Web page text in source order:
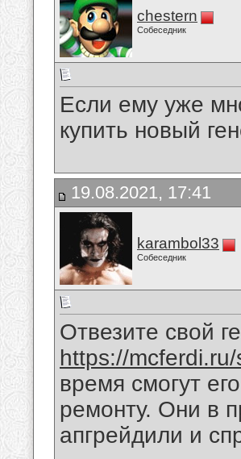
chestern
Собеседник
Если ему уже
купить новый
19.08.2021, 17:41
karambol33
Собеседник
Отвезите свой
https://
время смогут
ремонту. Они в
апгрейдили и